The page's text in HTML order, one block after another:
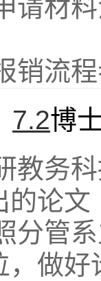
请材
销流
7.2博
教务
的论文
分管
，做